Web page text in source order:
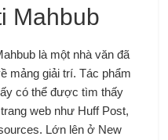
Mahbub
là một nhà văn đã
mảng giải trí. Tác phẩm
có thể được tìm thấy
web như Huff Post,
Lớn lên ở New